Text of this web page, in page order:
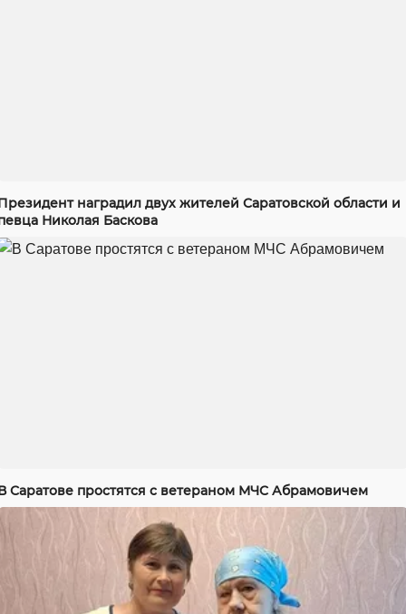
наградил двух жителей Саратовской области и
Николая Баскова
Саратове простятся с ветераном МЧС Абрамовичем